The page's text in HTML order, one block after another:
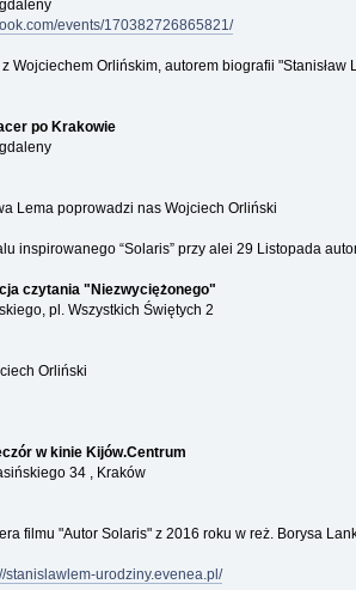
events/170382726865821/
Wojciechem Orlińskim, autorem biografii "Stanisław
po Krakowie
Lema poprowadzi nas Wojciech Orliński
inspirowanego “Solaris” przy alei 29 Listopada
czytania "Niezwyciężonego"
pl. Wszystkich Świętych 2
Orliński
w kinie Kijów.Centrum
34 , Kraków
filmu "Autor Solaris" z 2016 roku w reż. Borysa
stanislawlem-urodziny.evenea.pl/